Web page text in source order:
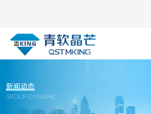
新闻动态
GROUP DYNAMIC